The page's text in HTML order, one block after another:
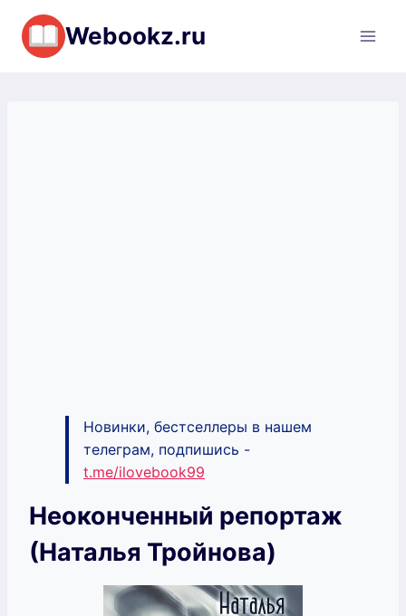
Перейти
содержимому
Webookz.ru
Новинки, бестселлеры в нашем
телеграм, подпишись -
t.me/ilovebook99
Неоконченный репортаж
(Наталья Тройнова)